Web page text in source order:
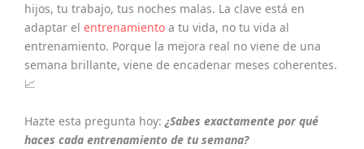
hijos, tu trabajo, tus noches malas. La clave está en
adaptar el entrenamiento a tu vida, no tu vida al
entrenamiento. Porque la mejora real no viene de una
semana brillante, viene de encadenar meses coherentes.
📈
Hazte esta pregunta hoy: ¿Sabes exactamente por qué
haces cada entrenamiento de tu semana?